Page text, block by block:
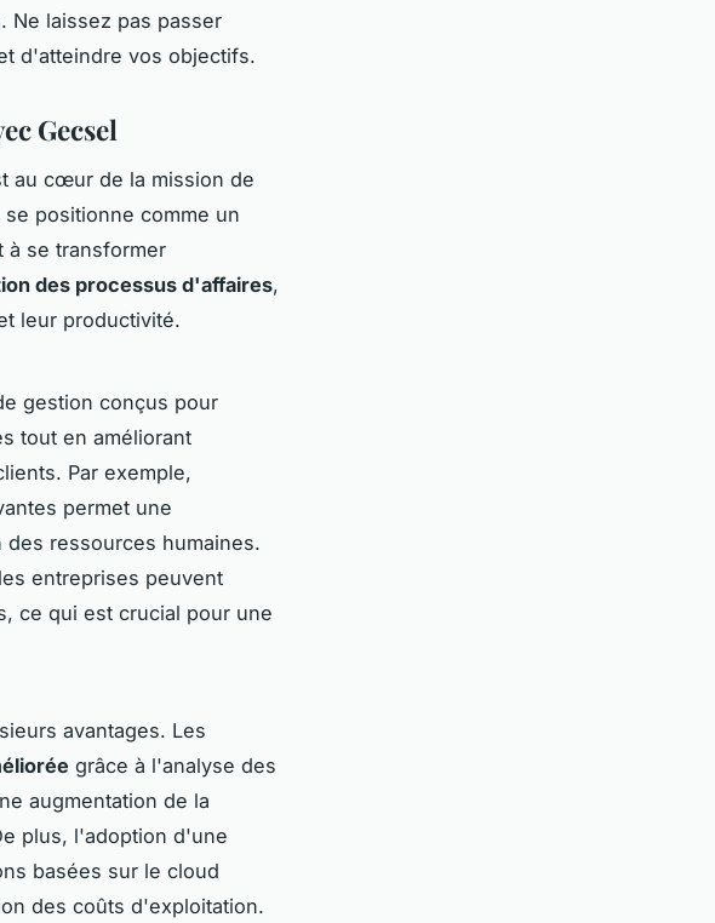
Ne laissez pas passer
d'atteindre vos objectifs.
Gecsel
au cœur de la mission de
se positionne comme un
à se transformer
des processus d'affaires,
leur productivité.
gestion conçus pour
tout en améliorant
Par exemple,
permet une
ressources humaines.
entreprises peuvent
ce qui est crucial pour une
avantages. Les
grâce à l'analyse des
augmentation de la
plus, l'adoption d'une
basées sur le cloud
des coûts d'exploitation.